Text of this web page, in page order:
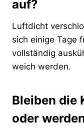
auf?
Luftdicht
sich einige Tage
vollständig
weich werden.
Bleiben die
oder